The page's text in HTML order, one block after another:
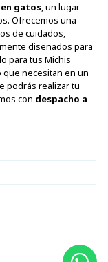
gatos, un lugar
Ofrecemos una
de cuidados,
diseñados para
para tus Michis
necesitan en un
podrás realizar tu
con despacho a